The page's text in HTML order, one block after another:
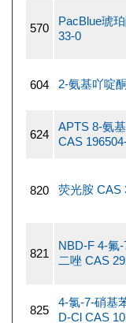
570
PacBlue琥
33-0
604 2-氨基吖啶
624
APTS 8-氨
CAS
820 荧光胺 CAS
821
NBD-F 4-氟
二唑 CAS
825
4-氯-7-硝基
D-Cl CAS